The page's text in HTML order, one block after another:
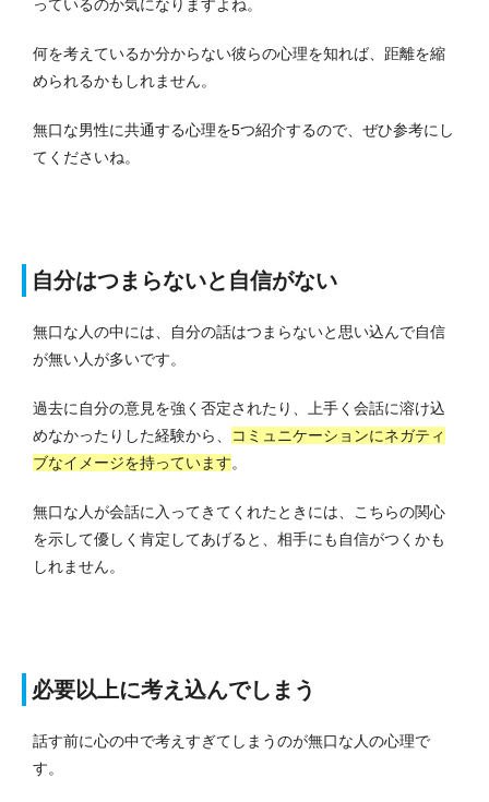
っているのか気になりますよね。
何を考えているか分からない彼らの心理を知れば、距離を縮
められるかもしれません。
無口な男性に共通する心理を5つ紹介するので、ぜひ参考にし
てくださいね。
自分はつまらないと自信がない
無口な人の中には、自分の話はつまらないと思い込んで自信
が無い人が多いです。
過去に自分の意見を強く否定されたり、上手く会話に溶け込
めなかったりした経験から、
コミュニケーションにネガティ
ブなイメージを持っています。
無口な人が会話に入ってきてくれたときには、こちらの関心
を示して優しく肯定してあげると、相手にも自信がつくかも
しれません。
必要以上に考え込んでしまう
話す前に心の中で考えすぎてしまうのが無口な人の心理で
す。